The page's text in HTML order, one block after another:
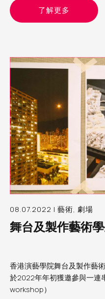
了解更多
08.07.2022 | 藝術, 劇場
舞台及製作藝術
香港演藝學院舞台及製作藝
於2022年年初獲邀參與一
workshop）